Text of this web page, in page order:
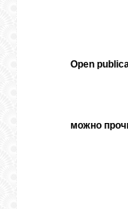
Open
можно